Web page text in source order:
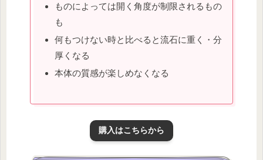
ものによっては開く角度が制限されるもの
も
何もつけない時と比べると流石に重く・分
厚くなる
本体の質感が楽しめなくなる
購入はこちらから